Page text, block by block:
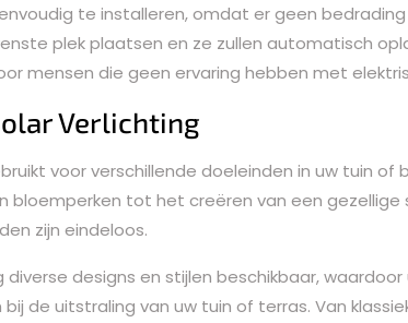
te installeren, omdat er geen bedrading
plek plaatsen en ze zullen automatisch
mensen die geen ervaring hebben met
Verlichting
voor verschillende doeleinden in uw tuin of
bloemperken tot het creëren van een gezellige
zijn eindeloos.
designs en stijlen beschikbaar,
de uitstraling van uw tuin of terras. Van